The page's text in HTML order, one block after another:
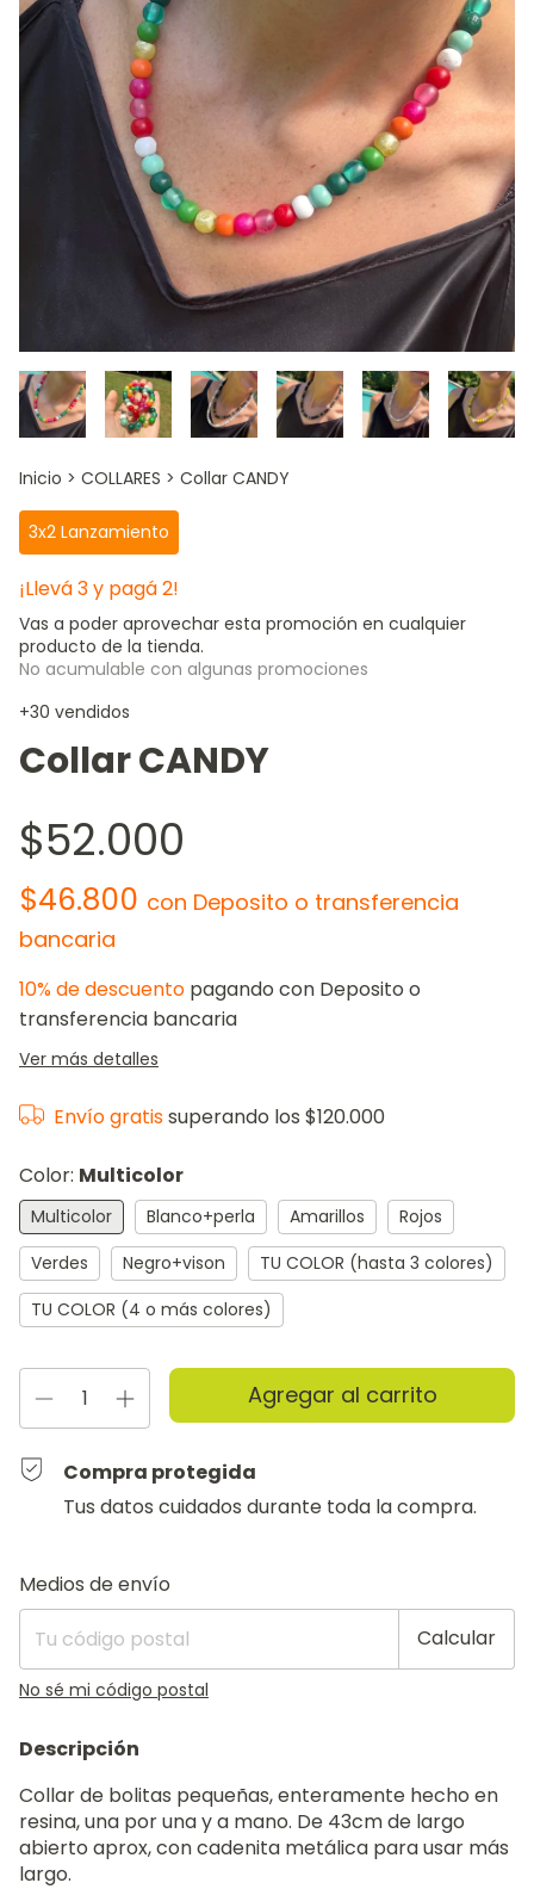
Inicio > COLLARES > Collar CANDY
3x2 Lanzamiento
¡Llevá 3 y pagá 2!
Vas a poder aprovechar esta promoción en cualquier
producto de la tienda.
No acumulable con algunas promociones
+30 vendidos
Collar CANDY
$52.000
$46.800 con Deposito o transferencia
bancaria
10% de descuento pagando con Deposito o
transferencia bancaria
Ver más detalles
Envío gratissuperando los$120.000
Color: Multicolor
Multicolor Blanco+perla Amarillos
Rojos
Verdes
Negro+vison
TU COLOR (hasta 3 colores)
TU COLOR (4 o más colores)
Compra protegida
Tus datos cuidados durante toda la compra.
Entregas para el CP:
Medios de envío
Calcular
No sé mi código postal
Descripción
Collar de bolitas pequeñas, enteramente hecho en
resina, una por una y a mano. De 43cm de largo
abierto aprox, con cadenita metálica para usar más
largo.